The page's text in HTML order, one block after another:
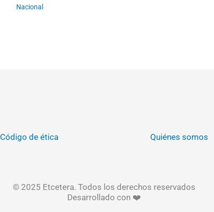
Nacional
Código de ética Quiénes somos
© 2025 Etcetera. Todos los derechos reservados
Desarrollado con ❤️